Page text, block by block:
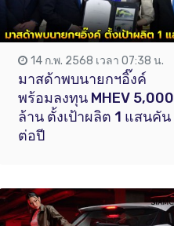
14 ก.พ. 2568 เวลา 07:38 น.
มาสด้าพบนายกฯอิ๊งค์
พร้อมลงทุน MHEV 5,000
ล้าน ตั้งเป้าผลิต 1 แสนคัน
ต่อปี